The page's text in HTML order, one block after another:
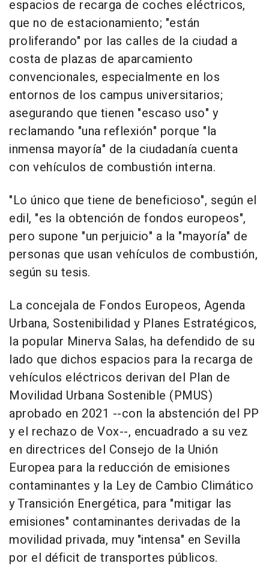
espacios de recarga de coches eléctricos,
que no de estacionamiento; "están
proliferando" por las calles de la ciudad a
costa de plazas de aparcamiento
convencionales, especialmente en los
entornos de los campus universitarios;
asegurando que tienen "escaso uso" y
reclamando "una reflexión" porque "la
inmensa mayoría" de la ciudadanía cuenta
con vehículos de combustión interna.
"Lo único que tiene de beneficioso", según el
edil, "es la obtención de fondos europeos",
pero supone "un perjuicio" a la "mayoría" de
personas que usan vehículos de combustión,
según su tesis.
La concejala de Fondos Europeos, Agenda
Urbana, Sostenibilidad y Planes Estratégicos,
la popular Minerva Salas, ha defendido de su
lado que dichos espacios para la recarga de
vehículos eléctricos derivan del Plan de
Movilidad Urbana Sostenible (PMUS)
aprobado en 2021 --con la abstención del PP
y el rechazo de Vox--, encuadrado a su vez
en directrices del Consejo de la Unión
Europea para la reducción de emisiones
contaminantes y la Ley de Cambio Climático
y Transición Energética, para "mitigar las
emisiones" contaminantes derivadas de la
movilidad privada, muy "intensa" en Sevilla
por el déficit de transportes públicos.